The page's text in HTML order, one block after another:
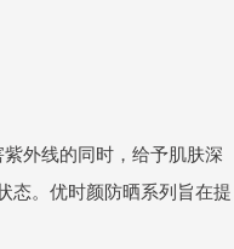
外线的同时，给予肌肤深
态。优时颜防晒系列旨在提